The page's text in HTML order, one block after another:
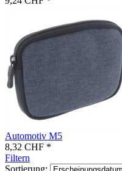
Automotiv M5
8,32 CHF *
Filtern
Sortierung: